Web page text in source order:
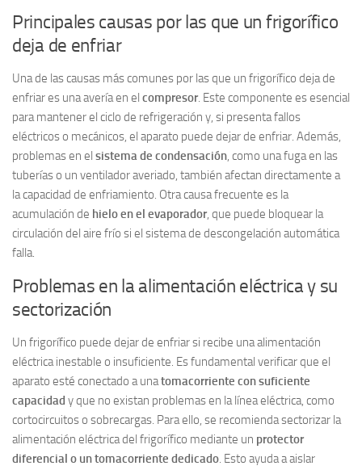
Principales causas por las que un frigorífico
deja de enfriar
Una de las causas más comunes por las que un frigorífico deja de
enfriar es una avería en el compresor. Este componente es esencial
para mantener el ciclo de refrigeración y, si presenta fallos
eléctricos o mecánicos, el aparato puede dejar de enfriar. Además,
problemas en el sistema de condensación, como una fuga en las
tuberías o un ventilador averiado, también afectan directamente a
la capacidad de enfriamiento. Otra causa frecuente es la
acumulación de hielo en el evaporador, que puede bloquear la
circulación del aire frío si el sistema de descongelación automática
falla.
Problemas en la alimentación eléctrica y su
sectorización
Un frigorífico puede dejar de enfriar si recibe una alimentación
eléctrica inestable o insuficiente. Es fundamental verificar que el
aparato esté conectado a unatomacorriente con suficiente
capacidad y que no existan problemas en la línea eléctrica, como
cortocircuitos o sobrecargas. Para ello, se recomienda sectorizar la
alimentación eléctrica del frigorífico mediante un protector
diferencial o un tomacorriente dedicado. Esto ayuda a aislar